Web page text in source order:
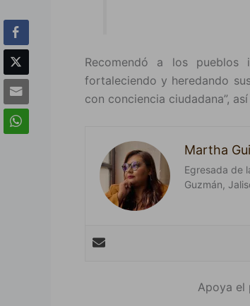
Recomendó a los pueblos
fortaleciendo y heredando
con conciencia ciudadana”,
Martha
Egresada de
Guzmán,
Apoya el